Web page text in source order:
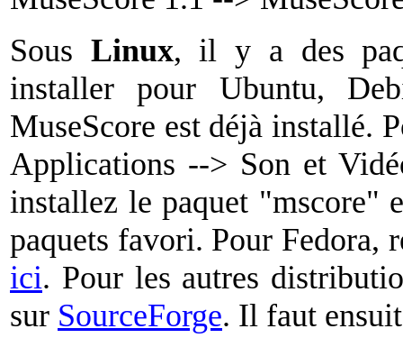
Sous Linux, il y a des
installer pour Ubuntu,
MuseScore est déjà installé.
Applications --> Son et
installez le paquet "mscore"
paquets favori. Pour Fedora,
ici. Pour les autres
sur SourceForge. Il faut